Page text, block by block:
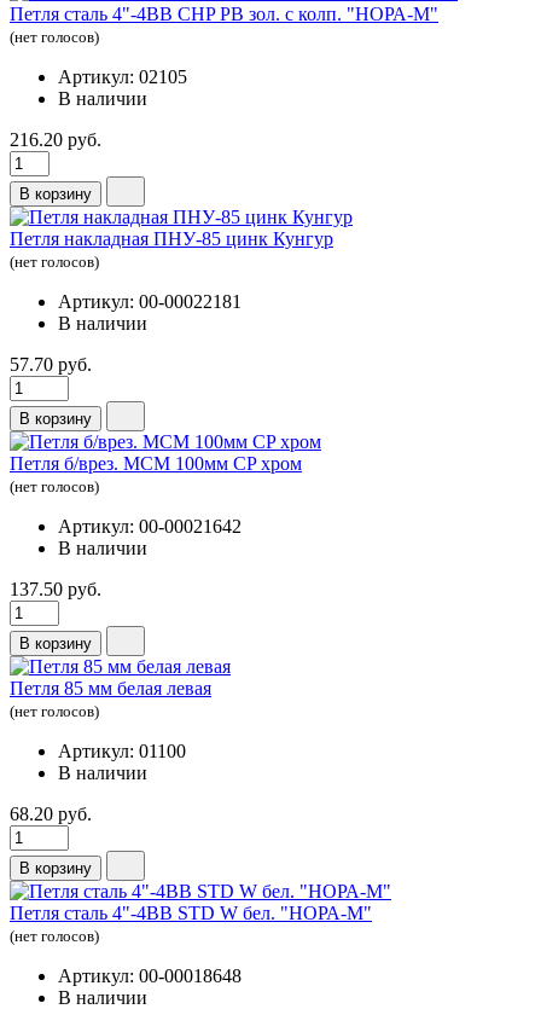
Петля сталь 4"-4ВВ СHP РВ зол. с колп. "НОРА-М"
(нет голосов)
Артикул: 02105
В наличии
216.20 руб.
В корзину
Петля накладная ПНУ-85 цинк Кунгур
(нет голосов)
Артикул: 00-00022181
В наличии
57.70 руб.
В корзину
Петля б/врез. МСМ 100мм CP хром
(нет голосов)
Артикул: 00-00021642
В наличии
137.50 руб.
В корзину
Петля 85 мм белая левая
(нет голосов)
Артикул: 01100
В наличии
68.20 руб.
В корзину
Петля сталь 4"-4ВВ STD W бел. "НОРА-М"
(нет голосов)
Артикул: 00-00018648
В наличии